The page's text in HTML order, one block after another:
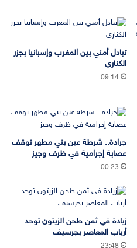
تبادل أمني بين المغرب وإسبانيا بجزر
الكناري
09:14
جرادة.. شرطة عين بني مطهر توقف
عصابة إجرامية في ظرف وجيز
00:23
زيادة في ثمن طحن الزيتون توحد
أرباب المعاصر بجرسيف
23:48